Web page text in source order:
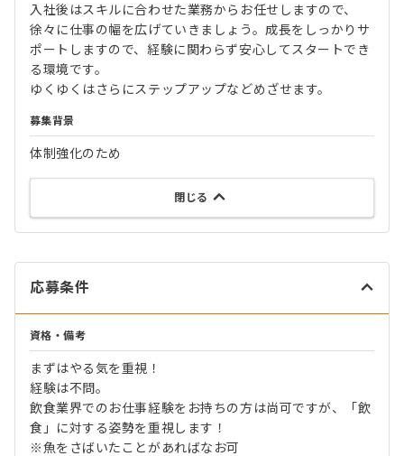
入社後はスキルに合わせた業務からお任せしますので、
徐々に仕事の幅を広げていきましょう。成長をしっかりサ
ポートしますので、経験に関わらず安心してスタートでき
る環境です。
ゆくゆくはさらにステップアップなどめざせます。
募集背景
体制強化のため
閉じる
応募条件
資格・備考
まずはやる気を重視！
経験は不問。
飲食業界でのお仕事経験をお持ちの方は尚可ですが、「飲
食」に対する姿勢を重視します！
※魚をさばいたことがあればなお可